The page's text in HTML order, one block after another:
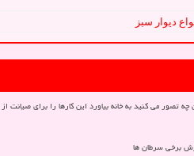
دیوار سبز
تصور می کنید به خانه بیاورد این کارها را برای صیانت
برخی سرطان ها